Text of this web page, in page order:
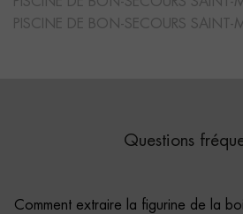
PISCINE DE BON-SECOURS SAINT-
Questions
Comment extraire la figurine de la